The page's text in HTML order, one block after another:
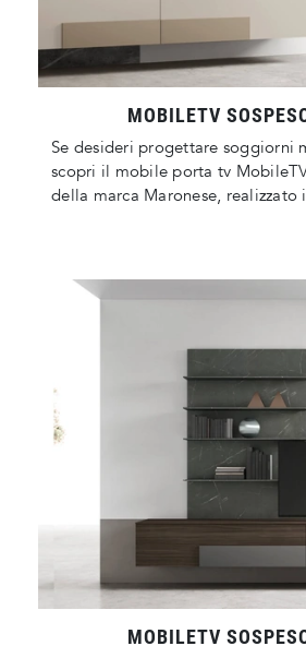
MOBILETV
Se desideri progettare soggiorni
scopri il mobile porta tv
della marca Maronese, realizzato
MOBILETV